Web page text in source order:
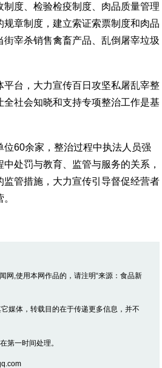
度、检验检疫制度、肉品质量管理
章制度，建立索证索票制度和肉品
宰杀销售禽畜产品、乱倒屠宰垃圾
台，大力宣传百日攻坚私屠乱宰整
社会知晓和支持专项整治工作是基
60余家，整治过程中执法人员强
处罚与教育、监管与服务的关系，
管措施，大力宣传引导督促经营者
网,使用本网作品的，请注明“来源：食品新
媒体，转载目的在于传递更多信息，并不
第一时间处理。